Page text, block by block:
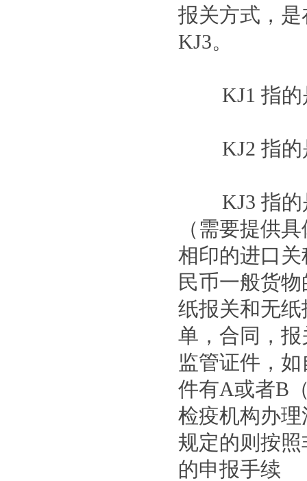
报关方式，是
KJ3。
KJ1 指的
KJ2 指的是
KJ3 指的是
（需要提供
相印的进口
民币一般货
纸报关和无
单，合同，
监管证件，
件有A或者B
检疫机构办
规定的则按
的申报手续